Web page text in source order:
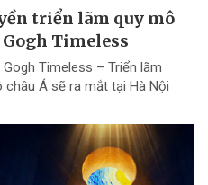
triển lãm quy mô
Gogh Timeless
Timeless – Triển lãm
Á sẽ ra mắt tại Hà Nội